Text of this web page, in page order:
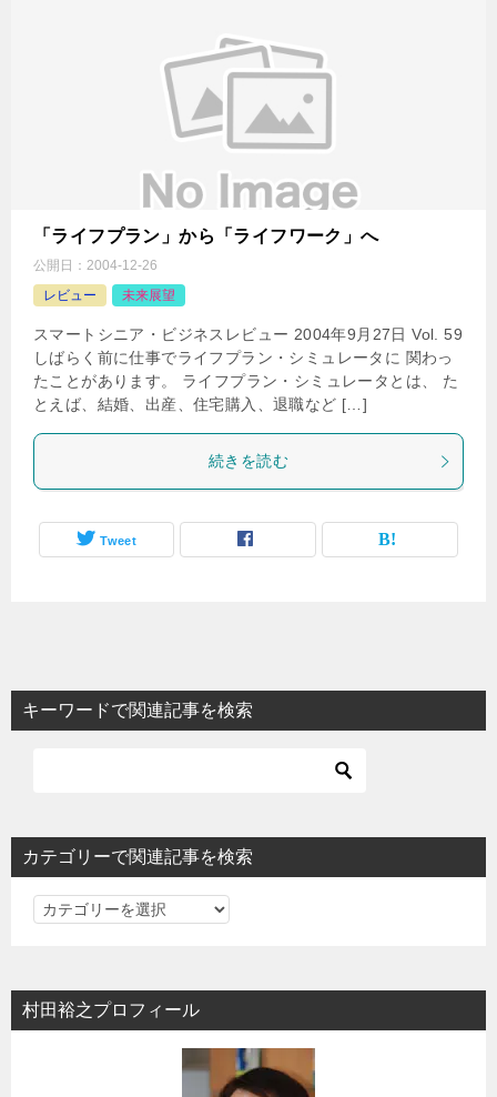
「ライフプラン」から「ライフワーク」へ
公開日： 2004-12-26
レビュー
未来展望
スマートシニア・ビジネスレビュー 2004年9月27日 Vol. 59
しばらく前に仕事でライフプラン・シミュレータに 関わっ
たことがあります。 ライフプラン・シミュレータとは、 た
とえば、結婚、出産、住宅購入、退職など […]
続きを読む
Tweet
キーワードで関連記事を検索
カテゴリーで関連記事を検索
カ
リ
ー
村田裕之プロフィール